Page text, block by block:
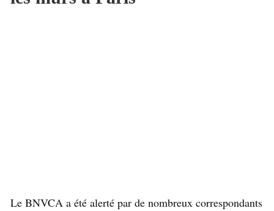
Le BNVCA a été alerté par de nombreux correspondants